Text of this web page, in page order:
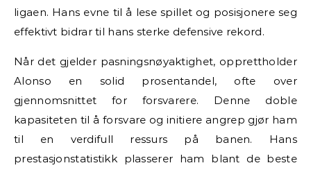
ligaen. Hans evne til å lese spillet og posisjonere seg
effektivt bidrar til hans sterke defensive rekord.
Når det gjelder pasningsnøyaktighet, opprettholder
Alonso en solid prosentandel, ofte over
gjennomsnittet for forsvarere. Denne doble
kapasiteten til å forsvare og initiere angrep gjør ham
til en verdifull ressurs på banen. Hans
prestasjonstatistikk plasserer ham blant de beste